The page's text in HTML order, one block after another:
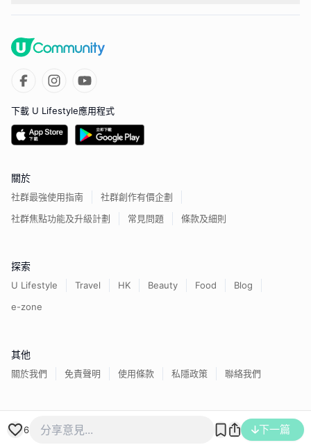
6 下一篇
下載 U Lifestyle應用程式
關於
社群最強使用指南
社群創作有價企劃
社群焦點功能及升級計劃
常見問題 條款及細則
探索
U Lifestyle Travel HK Beauty Food
Blog
e-zone
其他
關於我們 免責聲明 使用條款 私隱政策 聯絡我們
香港經濟日報版權所有©